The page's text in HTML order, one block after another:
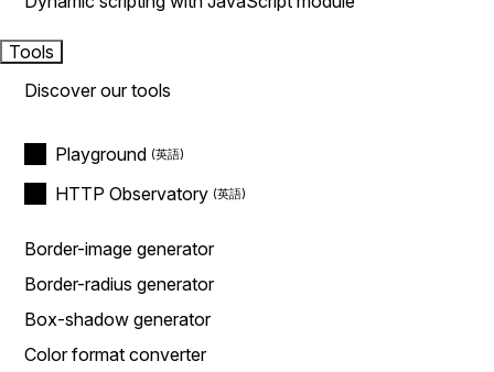
Tools
Discover our tools
Playground
HTTP Observatory
Border-image generator
Border-radius generator
Box-shadow generator
Color format converter